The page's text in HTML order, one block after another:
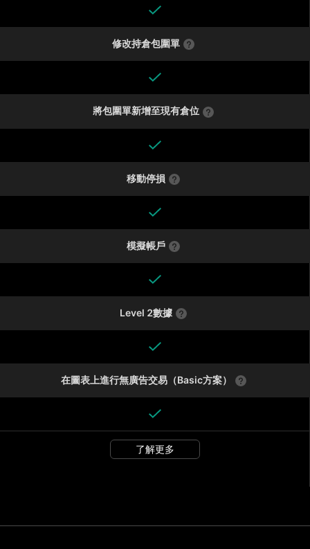
修改持倉包圍單
將包圍單新增至現有倉位
移動停損
模擬帳戶
Level 2數據
在圖表上進行無廣告交易（Basic方案）
了解更多